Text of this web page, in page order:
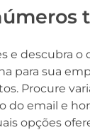
e descubra o
para sua
Procure
do email e
opções